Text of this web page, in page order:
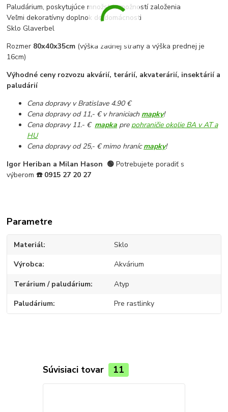
Paludárium, poskytujúce množstvo možností založenia
Veľmi dekoratívny doplnok do domácnosti
Sklo Glaverbel
Rozmer 80x40x35cm (výška zadnej strany a výška prednej je
16cm)
Výhodné ceny rozvozu akvárií, terárií, akvaterárií, insektárií a
paludárií
Cena dopravy v Bratislave 4.90 €
Cena dopravy od 11,- € v hraniciach mapky!
Cena dopravy 11.- € mapka pre pohraničie okolie BA v AT a
HU
Cena dopravy od 25,- € mimo hranícmapky!
Igor Heriban a Milan Hason 🟢Potrebujete poradiť s
výberom ☎️ 0915 27 20 27
Parametre
Materiál Sklo
Výrobca Akvárium
Terárium / paludárium Atyp
Paludárium Pre rastlinky
Súvisiaci tovar 11